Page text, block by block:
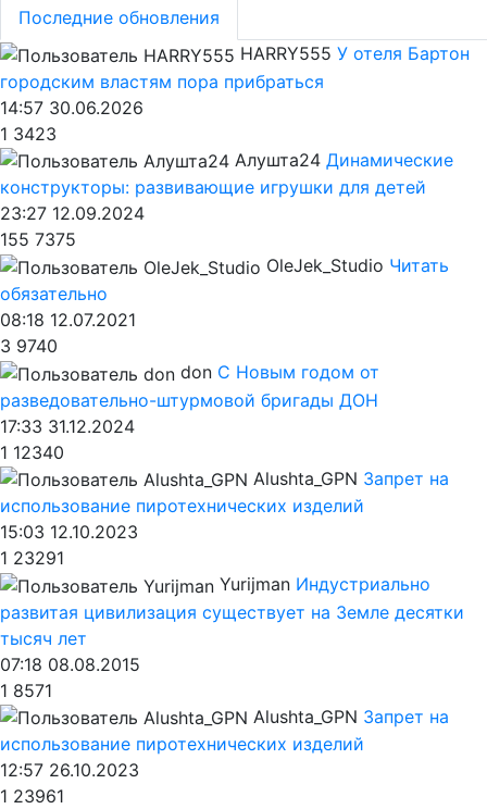
Последние обновления
HARRY555 У отеля Бартон
городским властям пора прибраться
14:57 30.06.2026
1 3423
Алушта24 Динамические
конструкторы: развивающие игрушки для детей
23:27 12.09.2024
155 7375
OleJek_Studio Читать
обязательно
08:18 12.07.2021
3 9740
don С Новым годом от
разведовательно-штурмовой бригады ДОН
17:33 31.12.2024
1 12340
Alushta_GPN Запрет на
использование пиротехнических изделий
15:03 12.10.2023
1 23291
Yurijman Индустриально
развитая цивилизация существует на Земле десятки
тысяч лет
07:18 08.08.2015
1 8571
Alushta_GPN Запрет на
использование пиротехнических изделий
12:57 26.10.2023
1 23961